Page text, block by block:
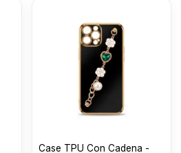
Case TPU Con Cadena -